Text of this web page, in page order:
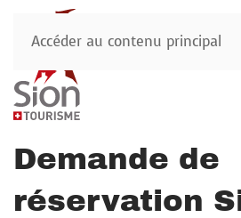
Accéder au contenu principal
Demande de
réservation